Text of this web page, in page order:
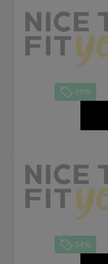
-19%
-14%